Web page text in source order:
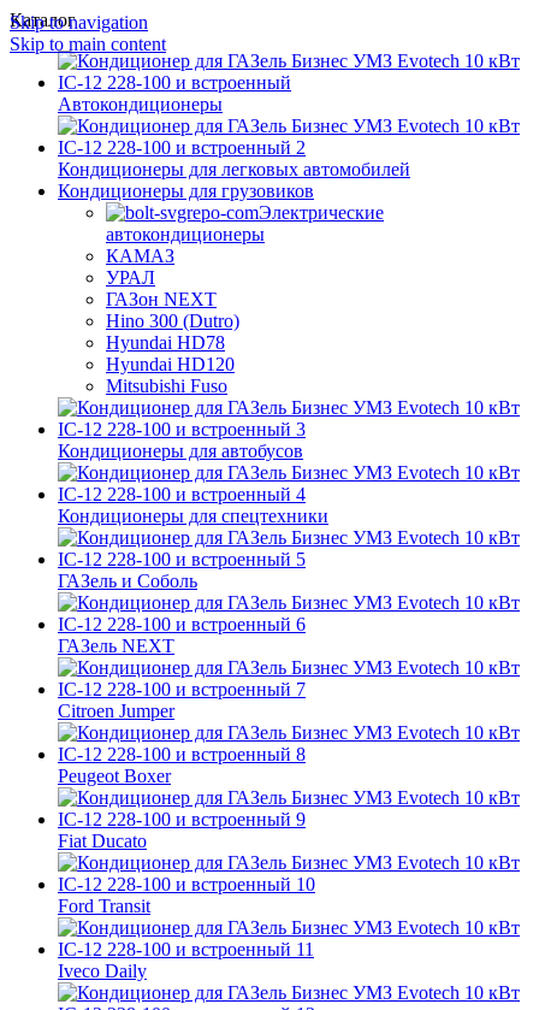
Skip to navigation
Skip to main content
Каталог
Автокондиционеры
Кондиционеры для легковых автомобилей
Кондиционеры для грузовиков
Электрические
автокондиционеры
КАМАЗ
УРАЛ
ГАЗон NEXT
Hino 300 (Dutro)
Hyundai HD78
Hyundai HD120
Mitsubishi Fuso
Кондиционеры для автобусов
Кондиционеры для спецтехники
ГАЗель и Соболь
ГАЗель NEXT
Citroen Jumper
Peugeot Boxer
Fiat Ducato
Ford Transit
Iveco Daily